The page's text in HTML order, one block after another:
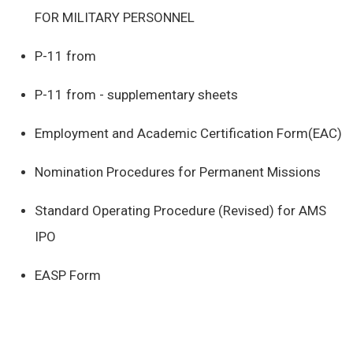
FOR MILITARY PERSONNEL
P-11 from
P-11 from - supplementary sheets
Employment and Academic Certification Form(EAC)
Nomination Procedures for Permanent Missions
Standard Operating Procedure (Revised) for AMS
IPO
EASP Form